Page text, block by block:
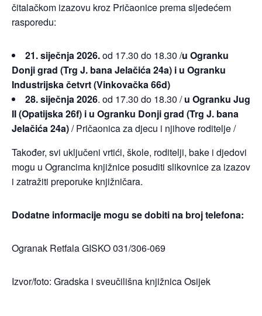
čitalačkom izazovu kroz Pričaonice prema sljedećem
rasporedu:
21. siječnja 2026.od 17.30 do 18.30 /u Ogranku
Donji grad (Trg J. bana Jelačića 24a) i u Ogranku
Industrijska četvrt (Vinkovačka 66d)
28. siječnja 2026. od 17.30 do 18.30 /u Ogranku Jug
II (Opatijska 26f) i u Ogranku Donji grad (Trg J. bana
Jelačića 24a)/ Pričaonica za djecu i njihove roditelje /
Također, svi uključeni vrtići, škole, roditelji, bake i djedovi
mogu u Ograncima knjižnice posuditi slikovnice za izazov
i zatražiti preporuke knjižničara.
Dodatne informacije mogu se dobiti na broj telefona:
Ogranak Retfala GISKO 031/306-069
Izvor/foto: Gradska i sveučilišna knjižnica Osijek